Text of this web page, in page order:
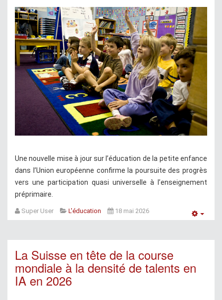
Une nouvelle mise à jour sur l’éducation de la petite enfance
dans l’Union européenne confirme la poursuite des progrès
vers une participation quasi universelle à l’enseignement
préprimaire.
Super User L'éducation 18 mai 2026
La Suisse en tête de la course
mondiale à la densité de talents en
IA en 2026